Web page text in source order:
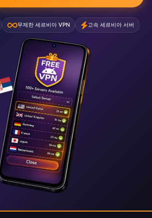
무제한 세르비아 VPN 고속 세르비아 서버